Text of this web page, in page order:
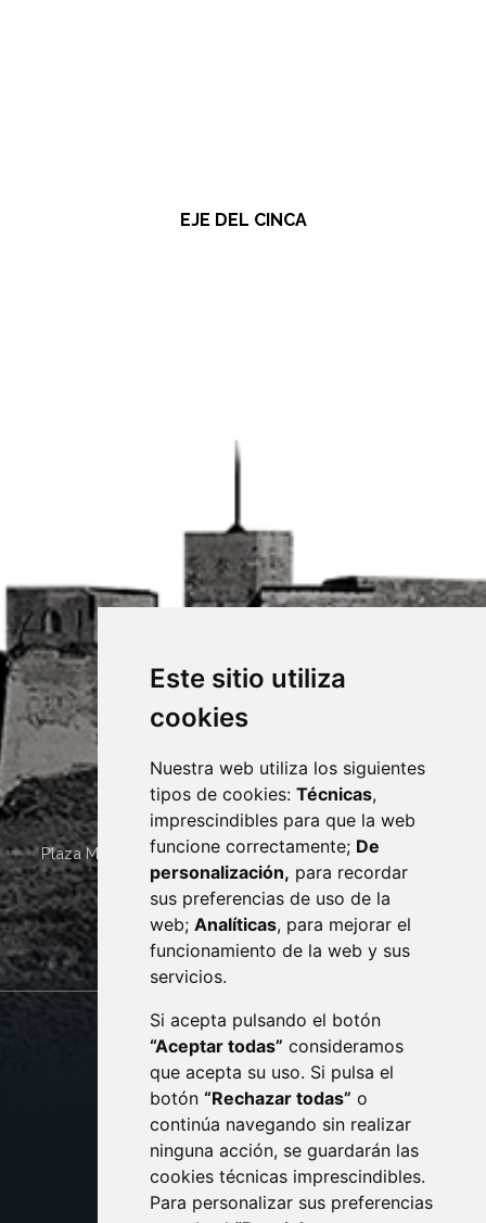
Este sitio utiliza
cookies
Nuestra web utiliza los siguientes
tipos de cookies: Técnicas,
imprescindibles para que la web
funcione correctamente; De
personalización, para recordar
sus preferencias de uso de la
web; Analíticas, para mejorar el
funcionamiento de la web y sus
servicios.
Si acepta pulsando el botón
“Aceptar todas” consideramos
que acepta su uso. Si pulsa el
botón “Rechazar todas” o
continúa navegando sin realizar
ninguna acción, se guardarán las
cookies técnicas imprescindibles.
Para personalizar sus preferencias
EJE DEL CINCA
Plaza Mayor 4 22400 MONZÓN - ARAGÓN (ESPAÑA)
· (34) 974 400 700 ·
sac@monzon.es
monzon.es
CONTACTO
AVISO LEGAL
PROTECCIÓN DE DATOS
POLÍTICA DE COOKIES
ACCESIBILIDAD
ENLACE EXTERNO AL